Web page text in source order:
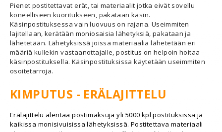
Pienet postitettavat erät, tai materiaalit jotka eivät sovellu
koneelliseen kuoritukseen, pakataan käsin.
Käsinpostituksessa vain luovuus on rajana. Useimmiten
lajitellaan, kerätään moniosaisia lähetyksiä, pakataan ja
lähetetään. Lähetyksissä joissa materiaalia lähetetään eri
määriä kullekin vastaanottajalle, postitus on helpoin hoitaa
käsinpostituksella. Käsinpostituksissa käytetään useimmiten
osoitetarroja.
KIMPUTUS - ERÄLAJITTELU
Erälajittelu alentaa postimaksuja yli 5000 kpl postituksissa ja
kaikissa monisivuisissa lähetyksissä. Postitettava materiaali